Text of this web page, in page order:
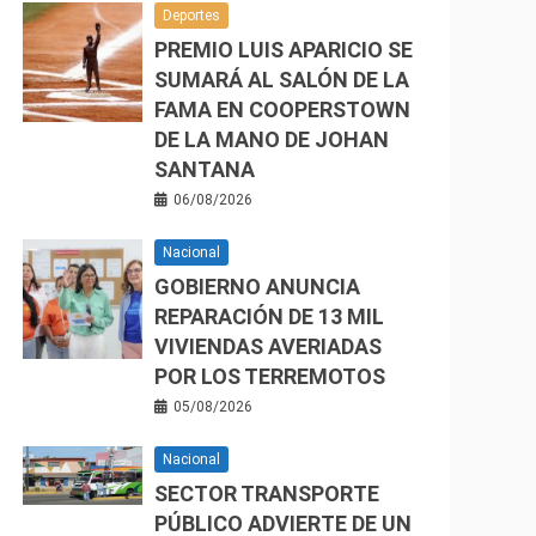
Deportes
PREMIO LUIS APARICIO SE
SUMARÁ AL SALÓN DE LA
FAMA EN COOPERSTOWN
DE LA MANO DE JOHAN
SANTANA
06/08/2026
Nacional
GOBIERNO ANUNCIA
REPARACIÓN DE 13 MIL
VIVIENDAS AVERIADAS
POR LOS TERREMOTOS
05/08/2026
Nacional
SECTOR TRANSPORTE
PÚBLICO ADVIERTE DE UN